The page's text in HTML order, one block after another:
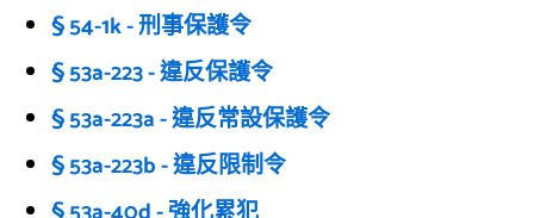
§ 54-1k - 刑事保護令
§ 53a-223 - 違反保護令
§ 53a-223a - 違反常設保護令
§ 53a-223b - 違反限制令